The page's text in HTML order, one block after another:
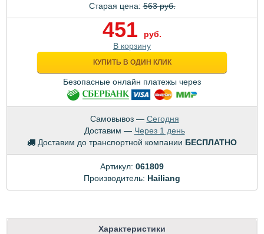
Старая цена:563 руб.
451
руб.
В корзину
КУПИТЬ В ОДИН КЛИК
Безопасные онлайн платежы через
Самовывоз — Сегодня
Доставим — Через 1 день
Доставим до транспортной компании БЕСПЛАТНО
Артикул: 061809
Производитель: Hailiang
Характеристики